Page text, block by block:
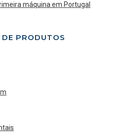
máquina em Portugal
PRODUTOS